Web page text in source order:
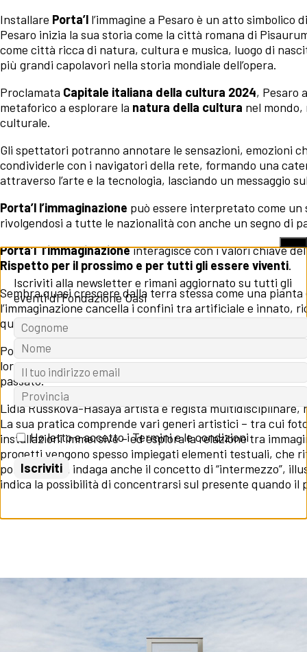
Installare Porta’l l’immagine a Pesaro è un atto
Pesaro inizia la sua storia come la città romana di
come città ricca di natura, cultura e musica, luogo di
più grandi capolavori nella storia mondiale dell’opera.
Proclamata Capitale italiana della cultura 2024, Pesaro
metaforico a esplorare la natura della cultura nel
culturale.
Gli spettatori potranno annotare le sensazioni, emozioni
condividerle con i navigatori della rete, formando una
attraverso l’arte e la tecnologia, lasciando un messaggio
Porta’l l’immaginazione può essere interpretato come un
rivolgendosi a tutte le nazionalità con anche un segno di
Porta’l l’immaginazioneinteragisce con i valori chiave
Rispetto per il prossimo e per tutti gli essere viventi.
Sembra quasi crescere dalla terra stessa come una
l’immaginazione cancella i confini tra artificiale e
qualcosa di complicato e bello.
Porta’l l’immaginazione sfida gli spettatori a fermarsi e
loro e trovare la pace, l’armonia connettendosi con la
passato.
Lidia Russkova-Hasaya artista e regista
La sua pratica comprende vari generi artistici – tra cui
installazioni immersive – ed esplora la relazione tra
progetti vengono spesso impiegati elementi testuali, che
politica. Lidia indaga anche il concetto di “intermezzo”,
indica la possibilità di concentrarsi sul presente quando
Iscriviti alla newsletter e rimani aggiornato su tutti gli
eventi di Fondazione Oasi
Ho letto e accetto i Termini e le condizioni